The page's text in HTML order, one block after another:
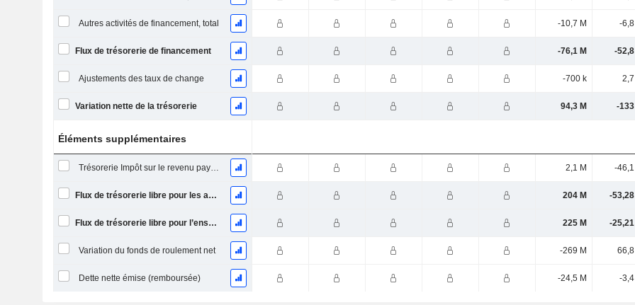
Autres activités de financement, total -10,7 M -6,8
Flux de trésorerie de financement -76,1 M -52,8
Ajustements des taux de change -700 k 2,7
Variation nette de la trésorerie 94,3 M -133
Éléments supplémentaires
Trésorerie Impôt sur le revenu payé (remboursement)Impôt effectivement payé (remboursé) sur l’exercice 2,1 M -46,1
Flux de trésorerie libre pour les actionnaires FCFE 204 M -53,28
Flux de trésorerie libre pour l’ensemble des pourvoyeurs de fonds (créanciers et actionnaires) FCFF 225 M -25,21
Variation du fonds de roulement net -269 M 66,8
Dette nette émise (remboursée) -24,5 M -3,4